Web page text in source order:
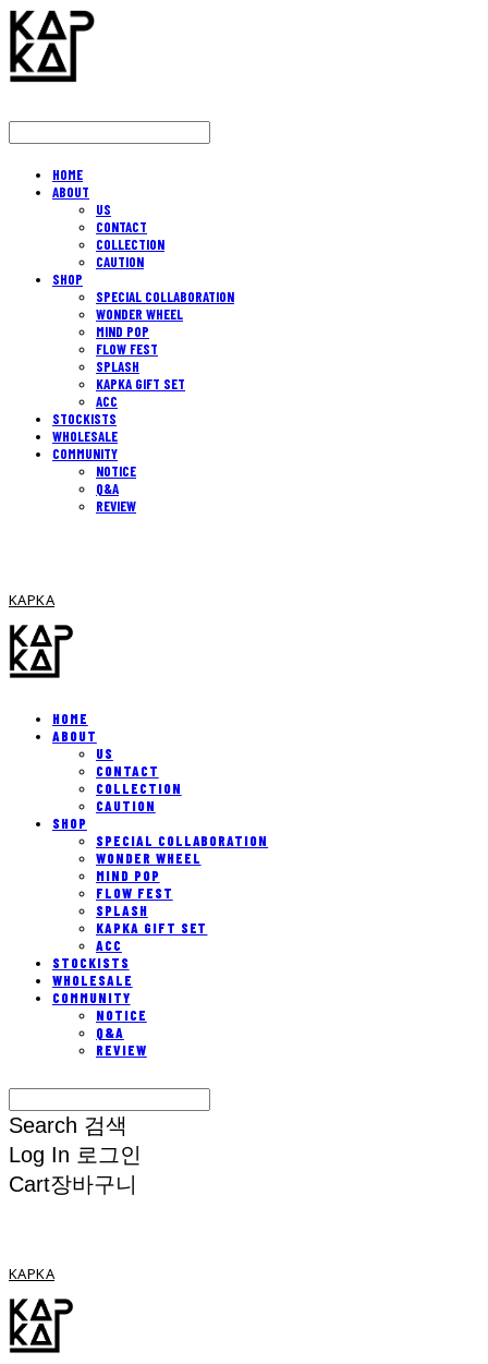
HOME
ABOUT
US
CONTACT
COLLECTION
CAUTION
SHOP
SPECIAL COLLABORATION
WONDER WHEEL
MIND POP
FLOW FEST
SPLASH
KAPKA GIFT SET
ACC
STOCKISTS
WHOLESALE
COMMUNITY
NOTICE
Q&A
REVIEW
KAPKA
HOME
ABOUT
US
CONTACT
COLLECTION
CAUTION
SHOP
SPECIAL COLLABORATION
WONDER WHEEL
MIND POP
FLOW FEST
SPLASH
KAPKA GIFT SET
ACC
STOCKISTS
WHOLESALE
COMMUNITY
NOTICE
Q&A
REVIEW
Search 검색
Log In 로그인
Cart장바구니
KAPKA